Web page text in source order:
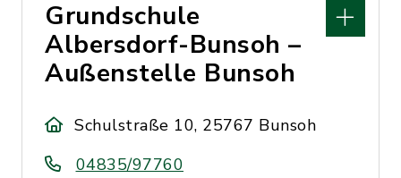
Grundschule
Albersdorf-Bunsoh –
Außenstelle Bunsoh
Schulstraße 10, 25767 Bunsoh
04835/97760